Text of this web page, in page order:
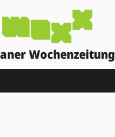
Wochenzeitung